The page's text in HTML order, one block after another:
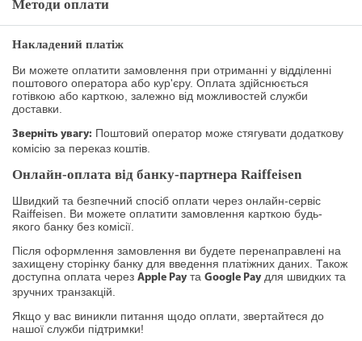
Методи оплати
Накладений платіж
Ви можете оплатити замовлення при отриманні у відділенні
поштового оператора або кур'єру. Оплата здійснюється
готівкою або карткою, залежно від можливостей служби
доставки.
Зверніть увагу: Поштовий оператор може стягувати додаткову
комісію за переказ коштів.
Онлайн-оплата від банку-партнера Raiffeisen
Швидкий та безпечний спосіб оплати через онлайн-сервіс
Raiffeisen. Ви можете оплатити замовлення карткою будь-
якого банку без комісії.
Після оформлення замовлення ви будете перенаправлені на
захищену сторінку банку для введення платіжних даних. Також
доступна оплата через Apple Pay та Google Pay для швидких та
зручних транзакцій.
Якщо у вас виникли питання щодо оплати, звертайтеся до
нашої служби підтримки!